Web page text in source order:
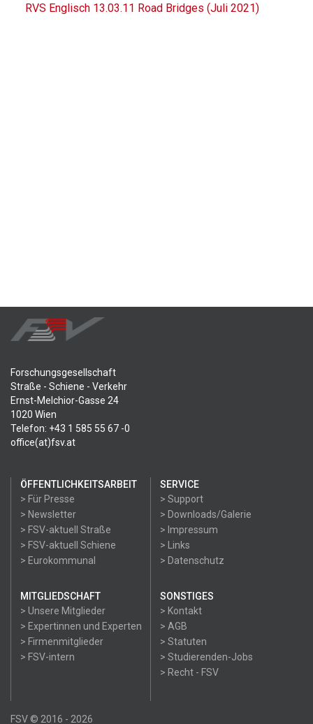
RVS Englisch 13.03.11 Road Bridges (Juli 2021)
Forschungsgesellschaft
Straße - Schiene - Verkehr
Ernst-Melchior-Gasse 24
1020 Wien
Telefon: +43 1 585 55 67 -0
office(at)fsv.at
ÖFFENTLICHKEITSARBEIT
> Für Presse
> Newsletter
> FSV-aktuell Straße
> FSV-aktuell Schiene
> Eurokommunal
SERVICE
> Support
> Downloads/Galerie
> Impressum
> Links
> Datenschutz
MITGLIEDSCHAFT
> Unsere Mitglieder
> Expertinnen und Experten
> Firmenmitglieder
> FSV-intern
SONSTIGES
> Kontakt
> AGB
> Statuten
> Studierenden-Jobs
> Recht - FSV
FSV © 2016 - 2026